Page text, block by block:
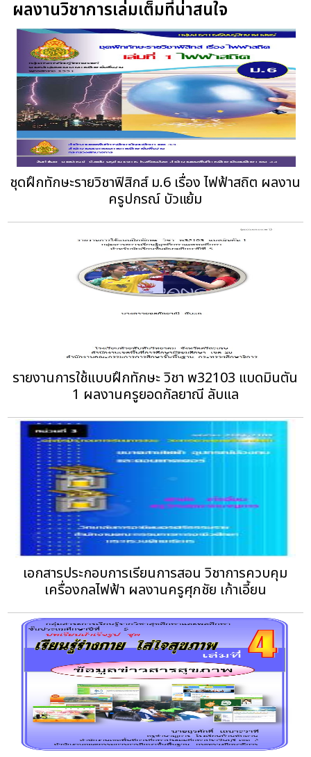
ผลงานวิชาการเล่มเต็มที่น่าสนใจ
ชุดฝึกทักษะรายวิชาฟิสิกส์ ม.6 เรื่อง ไฟฟ้าสถิต ผลงาน
ครูปกรณ์ บัวแย้ม
รายงานการใช้แบบฝึกทักษะ วิชา พ32103 แบดมินตัน
1 ผลงานครูยอดกัลยาณี ลับแล
เอกสารประกอบการเรียนการสอน วิชาการควบคุม
เครื่องกลไฟฟ้า ผลงานครูศุภชัย เก้าเอี้ยน